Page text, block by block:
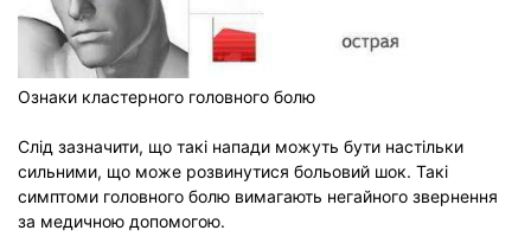
Ознаки кластерного головного болю
Слід зазначити, що такі напади можуть бути настільки
сильними, що може розвинутися больовий шок. Такі
симптоми головного болю вимагають негайного звернення
за медичною допомогою.